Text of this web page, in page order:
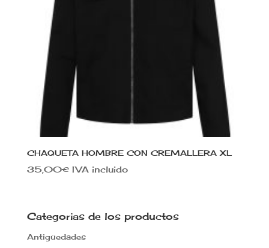
CHAQUETA HOMBRE CON CREMALLERA XL
35,00€ IVA incluido
Categorias de los productos
Antigüedades